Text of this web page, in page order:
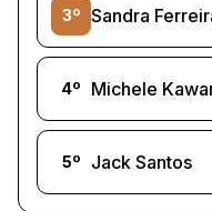
3º Sandra
4º Michele
5º Jack Santos